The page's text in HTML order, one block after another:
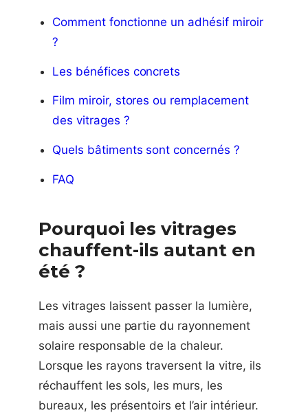
Comment fonctionne un adhésif miroir
?
Les bénéfices concrets
Film miroir, stores ou remplacement
des vitrages ?
Quels bâtiments sont concernés ?
FAQ
Pourquoi les vitrages
chauffent-ils autant en
été ?
Les vitrages laissent passer la lumière,
mais aussi une partie du rayonnement
solaire responsable de la chaleur.
Lorsque les rayons traversent la vitre, ils
réchauffent les sols, les murs, les
bureaux, les présentoirs et l’air intérieur.